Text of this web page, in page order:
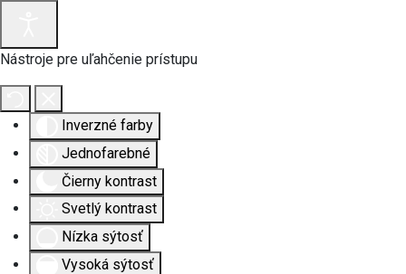
Nástroje pre uľahčenie prístupu
Inverzné farby
Jednofarebné
Čierny kontrast
Svetlý kontrast
Nízka sýtosť
Vysoká sýtosť